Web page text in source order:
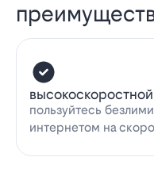
пользуйтесь
интернетом на